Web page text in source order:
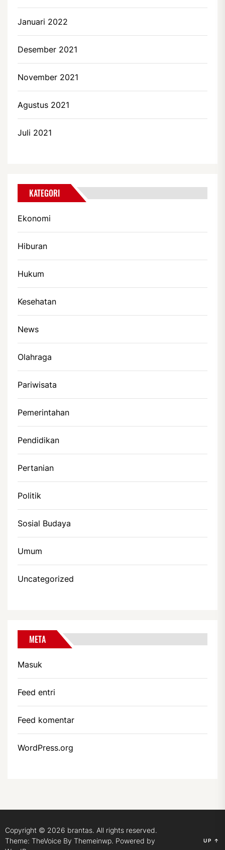
Januari 2022
Desember 2021
November 2021
Agustus 2021
Juli 2021
KATEGORI
Ekonomi
Hiburan
Hukum
Kesehatan
News
Olahraga
Pariwisata
Pemerintahan
Pendidikan
Pertanian
Politik
Sosial Budaya
Umum
Uncategorized
META
Masuk
Feed entri
Feed komentar
WordPress.org
Copyright © 2026 brantas. All rights reserved.
Theme: TheVoice By Themeinwp. Powered by
UP ↑